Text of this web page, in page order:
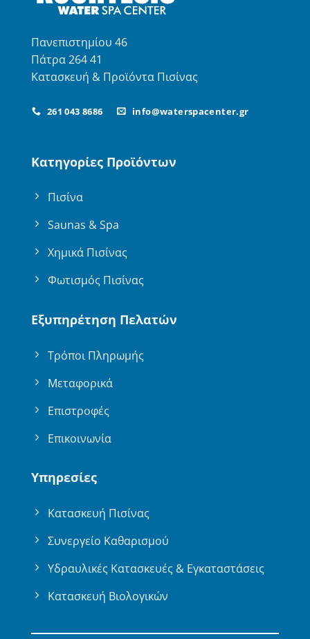
Πανεπιστημίου 46
Πάτρα 264 41
Κατασκευή & Προϊόντα Πισίνας
261 043 8686 info@waterspacenter.gr
Κατηγορίες Προϊόντων
Πισίνα
Saunas & Spa
Χημικά Πισίνας
Φωτισμός Πισίνας
Εξυπηρέτηση Πελατών
Τρόποι Πληρωμής
Μεταφορικά
Επιστροφές
Επικοινωνία
Υπηρεσίες
Κατασκευή Πισίνας
Συνεργείο Καθαρισμού
Υδραυλικές Κατασκευές & Εγκαταστάσεις
Κατασκευή Βιολογικών